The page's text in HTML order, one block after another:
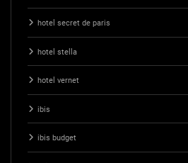
hotel secret de paris
hotel stella
hotel vernet
ibis
ibis budget